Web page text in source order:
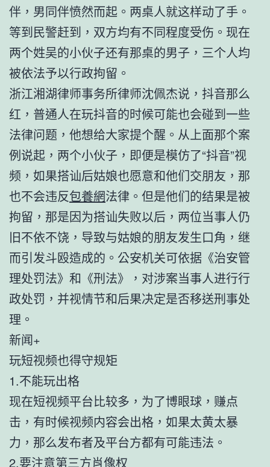
伴，男同伴愤然而起。两桌人就这样动了手。
等到民警赶到，双方均有不同程度受伤。现在
两个姓吴的小伙子还有那桌的男子，三个人均
被依法予以行政拘留。
浙江湘湖律师事务所律师沈佩杰说，抖音那么
红，普通人在玩抖音的时候可能也会碰到一些
法律问题，他想给大家提个醒。从上面那个案
例说起，两个小伙子，即便是模仿了“抖音”视
频，如果搭讪后姑娘也愿意和他们交朋友，那
也不会违反包養網法律。但是他们的结果是被
拘留，那是因为搭讪失败以后，两位当事人仍
旧不依不饶，导致与姑娘的朋友发生口角，继
而引发斗殴造成的。公安机关可依据《治安管
理处罚法》和《刑法》，对涉案当事人进行行
政处罚，并视情节和后果决定是否移送刑事处
理。
新闻+
玩短视频也得守规矩
1.不能玩出格
现在短视频平台比较多，为了博眼球，赚点
击，有时候视频内容会出格，如果太黄太暴
力，那么发布者及平台方都有可能违法。
2.要注意第三方肖像权